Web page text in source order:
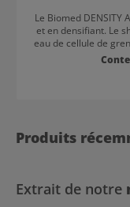
Le Biomed
et en densifiant. Le
eau de cellule de
antioxydantes et énergisantes. De plus, le
est riche en
alliés idéaux pour
Produits
Extrait de notre